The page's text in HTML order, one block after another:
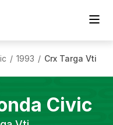
/ 1993 / Crx Targa Vti
Civic